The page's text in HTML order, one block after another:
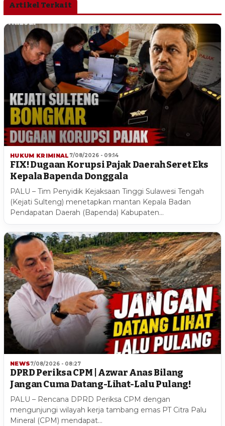
Artikel Terkait
HUKUM KRIMINAL 7/08/2026 - 09:14
FIX! Dugaan Korupsi Pajak Daerah Seret Eks
Kepala Bapenda Donggala
PALU – Tim Penyidik Kejaksaan Tinggi Sulawesi Tengah
(Kejati Sulteng) menetapkan mantan Kepala Badan
Pendapatan Daerah (Bapenda) Kabupaten…
NEWS7/08/2026 - 08:27
DPRD Periksa CPM | Azwar Anas Bilang
Jangan Cuma Datang-Lihat-Lalu Pulang!
PALU – Rencana DPRD Periksa CPM dengan
mengunjungi wilayah kerja tambang emas PT Citra Palu
Mineral (CPM) mendapat…